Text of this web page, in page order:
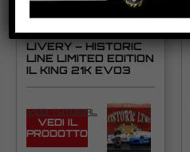
FORMULA 86/89
CANDY #19 AS
LIVERY – HISTORIC
LINE LIMITED EDITION
IL KING 21K EVO3
VEDI TUTORIAL
VEDI IL
PRODOTTO